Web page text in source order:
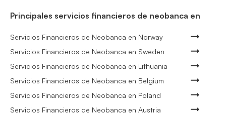
Principales servicios financieros de neobanca en
Servicios Financieros de Neobanca en Norway
Servicios Financieros de Neobanca en Sweden
Servicios Financieros de Neobanca en Lithuania
Servicios Financieros de Neobanca en Belgium
Servicios Financieros de Neobanca en Poland
Servicios Financieros de Neobanca en Austria